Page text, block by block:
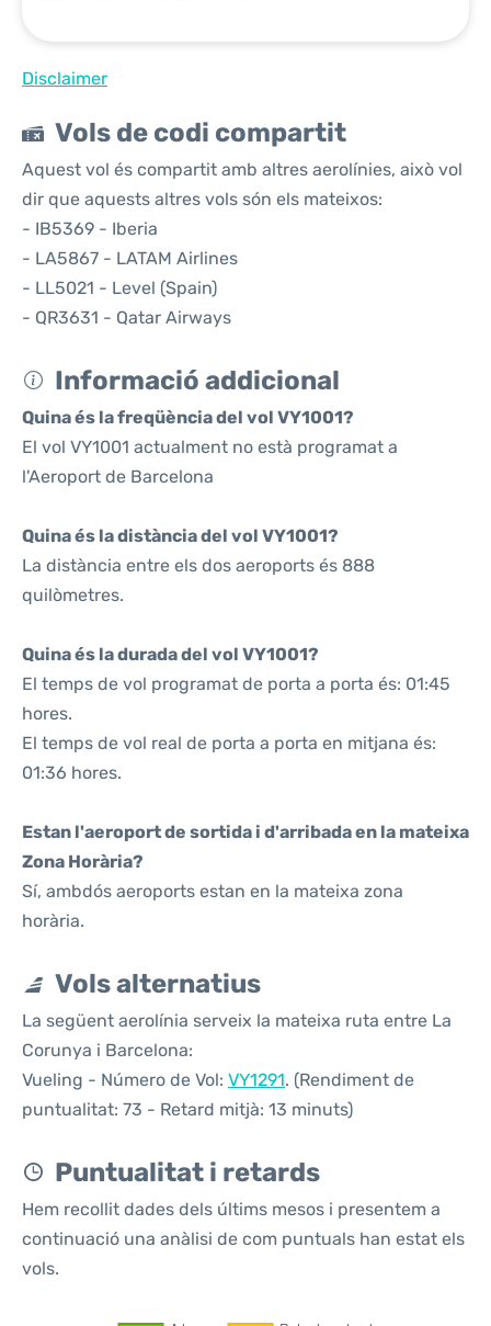
Disclaimer
Vols de codi compartit
Aquest vol és compartit amb altres aerolínies, això vol
dir que aquests altres vols són els mateixos:
- IB5369 - Iberia
- LA5867 - LATAM Airlines
- LL5021 - Level (Spain)
- QR3631 - Qatar Airways
Informació addicional
Quina és la freqüència del vol VY1001?
El vol VY1001 actualment no està programat a
l'Aeroport de Barcelona
Quina és la distància del vol VY1001?
La distància entre els dos aeroports és 888
quilòmetres.
Quina és la durada del vol VY1001?
El temps de vol programat de porta a porta és: 01:45
hores.
El temps de vol real de porta a porta en mitjana és:
01:36 hores.
Estan l'aeroport de sortida i d'arribada en la mateixa
Zona Horària?
Sí, ambdós aeroports estan en la mateixa zona
horària.
Vols alternatius
La següent aerolínia serveix la mateixa ruta entre La
Corunya i Barcelona:
Vueling - Número de Vol: VY1291. (Rendiment de
puntualitat: 73 - Retard mitjà: 13 minuts)
Puntualitat i retards
Hem recollit dades dels últims mesos i presentem a
continuació una anàlisi de com puntuals han estat els
vols.